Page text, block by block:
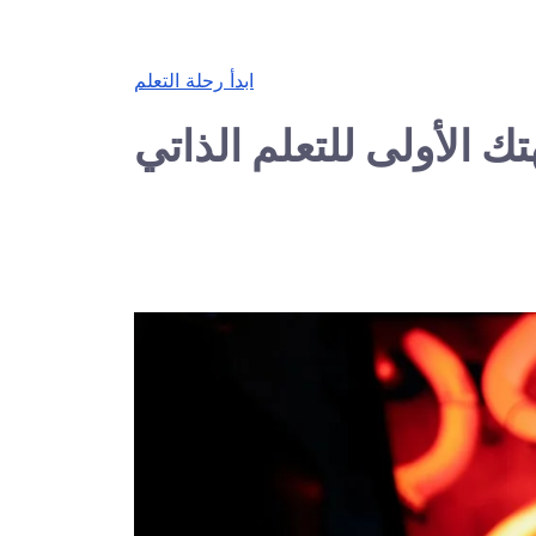
ابدأ رحلة التعلم
الأولى للتعلم الذاتي